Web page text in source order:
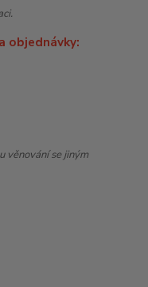
objednávky:
věnování se jiným